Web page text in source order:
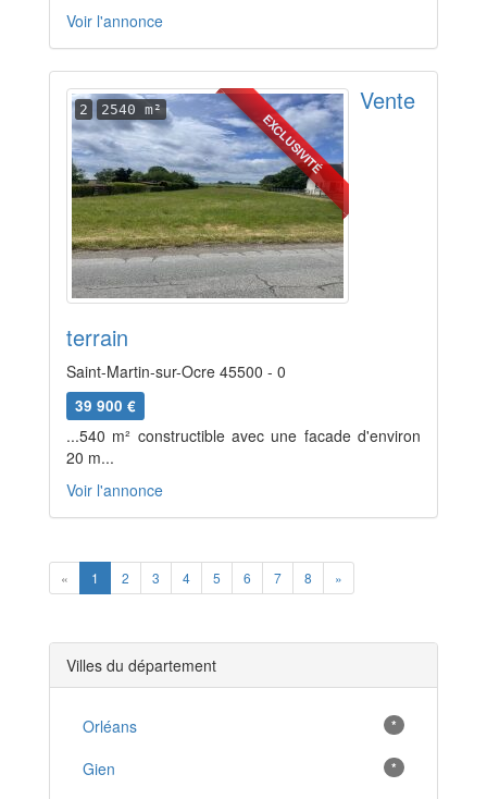
Voir l'annonce
EXCLUSIVITÉ
2 2540 m² Vente
terrain
Saint-Martin-sur-Ocre 45500 - 0
39 900 €
...540 m² constructible avec une facade d'environ
20 m...
Voir l'annonce
« Previous
1 2 3 4 5 6 7 8 »
Villes du département
Orléans *
Gien *